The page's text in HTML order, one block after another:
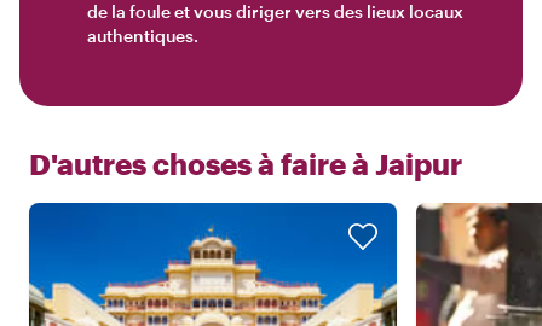
de la foule et vous diriger vers des lieux locaux
authentiques.
D'autres choses à faire à Jaipur